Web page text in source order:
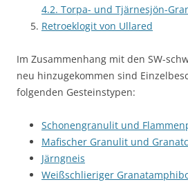
4.2. Torpa- und Tjärnesjön-
Retroeklogit von Ullared
Im Zusammenhang mit den SW-
neu hinzugekommen sind
folgenden Gesteinstypen:
Schonengranulit und
Mafischer Granulit und
Järngneis
Weißschlieriger